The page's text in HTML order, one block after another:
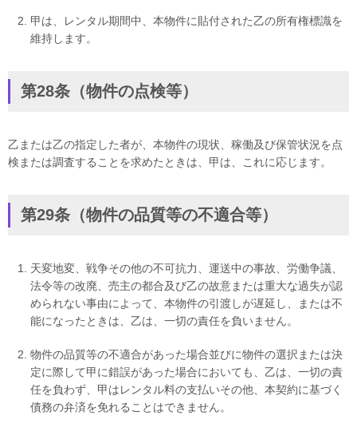
甲は、レンタル期間中、本物件に貼付された乙の所有権標識を
維持します。
第28条（物件の点検等）
乙または乙の指定した者が、本物件の現状、稼働及び保管状況を点
検または調査することを求めたときは、甲は、これに応じます。
第29条（物件の品質等の不適合等）
天変地変、戦争その他の不可抗力、運送中の事故、労働争議、
法令等の改廃、売主の都合及び乙の故意または重大な過失が認
められない事由によって、本物件の引渡しが遅延し、または不
能になったときは、乙は、一切の責任を負いません。
物件の品質等の不適合があった場合並びに物件の選択または決
定に際して甲に錯誤があった場合においても、乙は、一切の責
任を負わず、甲はレンタル料の支払いその他、本契約に基づく
債務の弁済を免れることはできません。